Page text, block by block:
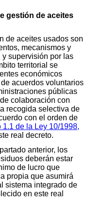
gestión de aceites
de aceites usados son
mecanismos y
supervisión por las
territorial se
económicos
acuerdos voluntarios
públicas
colaboración con
recogida selectiva de
con el orden de
1.1 de la Ley 10/1998,
real decreto.
anterior, los
deberán estar
de lucro que
propia que asumirá
sistema integrado de
en este real